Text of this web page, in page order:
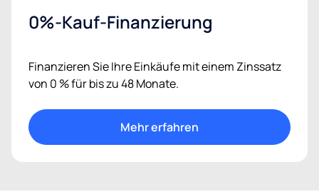
0%-Kauf-Finanzierung
Finanzieren Sie Ihre Einkäufe mit einem Zinssatz
von 0 % für bis zu 48 Monate.
Mehr erfahren